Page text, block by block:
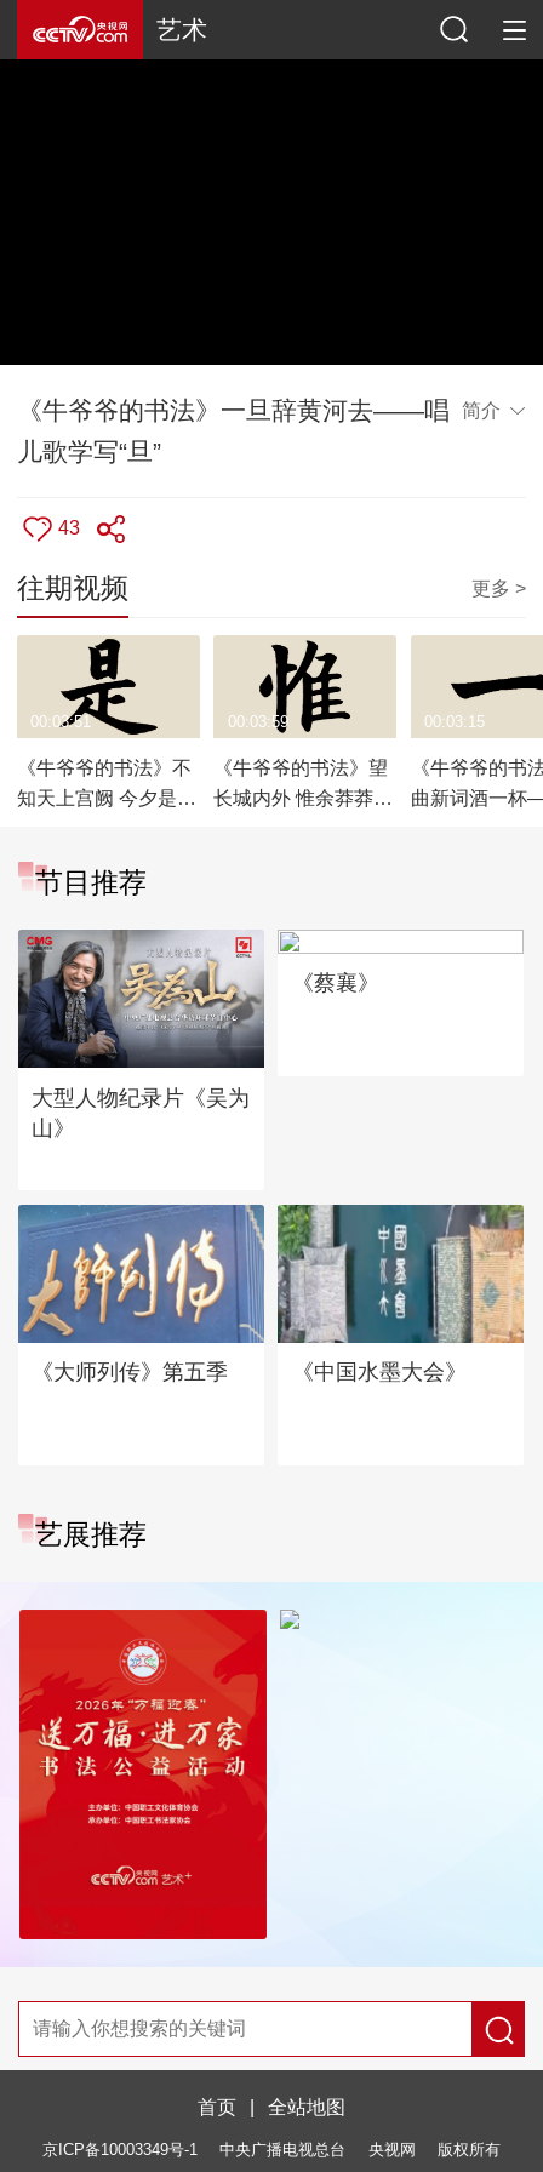
艺术
《牛爷爷的书法》一旦辞黄河去——唱
儿歌学写“旦”
简介
43
往期视频 更多 >
《牛爷爷的书法》不
知天上宫阙 今夕是何
写“是”
00:03:51
《牛爷爷的书法》望
长城内外 惟余莽莽
00:03:59
《牛爷爷的书
曲新词酒一
00:03:15
节目推荐
大型人物纪录片《吴为
山》
《蔡襄》
《大师列传》第五季 《中国水墨大会》
艺展推荐
首页 全站地图
京ICP备10003349号-1 中央广播电视总台 央视网 版权所有